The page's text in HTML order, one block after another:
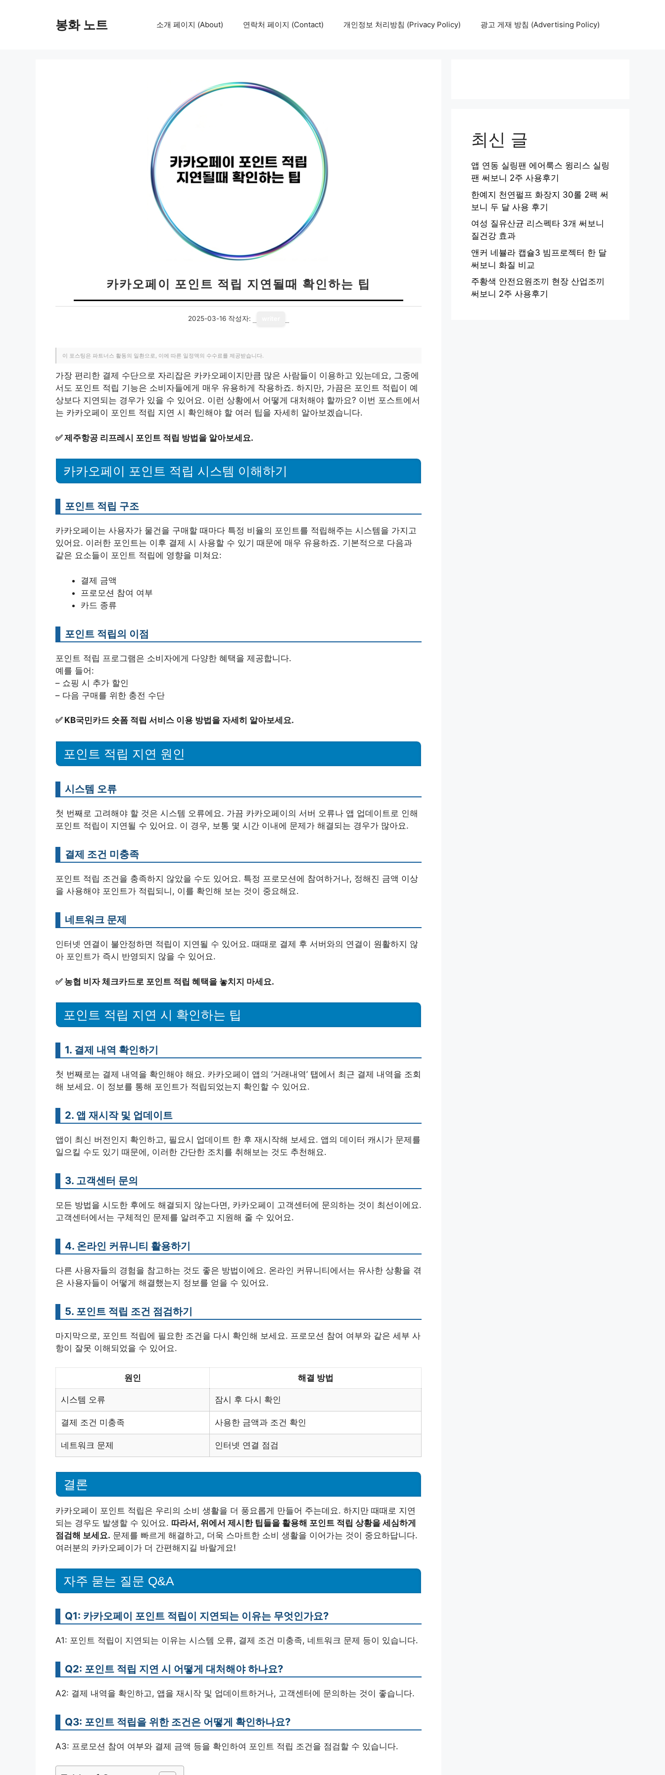
봉화 노트 소개 페이지 (About) 연락처 페이지 (Contact) 개인정보 처리방침 (Privacy Policy) 광고 게재 방침 (Advertising Policy)
카카오페이 포인트 적립 지연될때 확인하는 팁
2025-03-16 작성자:
이 포스팅은 파트너스 활동의 일환으로, 이에 따른 일정액의 수수료를 제공받습니다.
가장 편리한 결제 수단으로 자리잡은 카카오페이지만큼 많은 사람들이 이용하고 있는데요, 그중에
서도 포인트 적립 기능은 소비자들에게 매우 유용하게 작용하죠. 하지만, 가끔은 포인트 적립이 예
상보다 지연되는 경우가 있을 수 있어요. 이런 상황에서 어떻게 대처해야 할까요? 이번 포스트에서
는 카카오페이 포인트 적립 지연 시 확인해야 할 여러 팁을 자세히 알아보겠습니다.
✅제주항공 리프레시 포인트 적립 방법을 알아보세요.
카카오페이 포인트 적립 시스템 이해하기
포인트 적립 구조
카카오페이는 사용자가 물건을 구매할 때마다 특정 비율의 포인트를 적립해주는 시스템을 가지고
있어요. 이러한 포인트는 이후 결제 시 사용할 수 있기 때문에 매우 유용하죠. 기본적으로 다음과
같은 요소들이 포인트 적립에 영향을 미쳐요:
결제 금액
프로모션 참여 여부
카드 종류
포인트 적립의 이점
포인트 적립 프로그램은 소비자에게 다양한 혜택을 제공합니다.
예를 들어:
– 쇼핑 시 추가 할인
– 다음 구매를 위한 충전 수단
✅ KB국민카드 숏폼 적립 서비스 이용 방법을 자세히 알아보세요.
포인트 적립 지연 원인
시스템 오류
첫 번째로 고려해야 할 것은 시스템 오류에요. 가끔 카카오페이의 서버 오류나 앱 업데이트로 인해
포인트 적립이 지연될 수 있어요. 이 경우, 보통 몇 시간 이내에 문제가 해결되는 경우가 많아요.
결제 조건 미충족
포인트 적립 조건을 충족하지 않았을 수도 있어요. 특정 프로모션에 참여하거나, 정해진 금액 이상
을 사용해야 포인트가 적립되니, 이를 확인해 보는 것이 중요해요.
네트워크 문제
인터넷 연결이 불안정하면 적립이 지연될 수 있어요. 때때로 결제 후 서버와의 연결이 원활하지 않
아 포인트가 즉시 반영되지 않을 수 있어요.
✅ 농협 비자 체크카드로 포인트 적립 혜택을 놓치지 마세요.
포인트 적립 지연 시 확인하는 팁
1. 결제 내역 확인하기
첫 번째로는 결제 내역을 확인해야 해요. 카카오페이 앱의 ‘거래내역’ 탭에서 최근 결제 내역을 조회
해 보세요. 이 정보를 통해 포인트가 적립되었는지 확인할 수 있어요.
2. 앱 재시작 및 업데이트
앱이 최신 버전인지 확인하고, 필요시 업데이트 한 후 재시작해 보세요. 앱의 데이터 캐시가 문제를
일으킬 수도 있기 때문에, 이러한 간단한 조치를 취해보는 것도 추천해요.
3. 고객센터 문의
모든 방법을 시도한 후에도 해결되지 않는다면, 카카오페이 고객센터에 문의하는 것이 최선이에요.
고객센터에서는 구체적인 문제를 알려주고 지원해 줄 수 있어요.
4. 온라인 커뮤니티 활용하기
다른 사용자들의 경험을 참고하는 것도 좋은 방법이에요. 온라인 커뮤니티에서는 유사한 상황을 겪
은 사용자들이 어떻게 해결했는지 정보를 얻을 수 있어요.
5. 포인트 적립 조건 점검하기
마지막으로, 포인트 적립에 필요한 조건을 다시 확인해 보세요. 프로모션 참여 여부와 같은 세부 사
항이 잘못 이해되었을 수 있어요.
원인 해결 방법
시스템 오류 잠시 후 다시 확인
결제 조건 미충족 사용한 금액과 조건 확인
네트워크 문제 인터넷 연결 점검
결론
카카오페이 포인트 적립은 우리의 소비 생활을 더 풍요롭게 만들어 주는데요. 하지만 때때로 지연
되는 경우도 발생할 수 있어요. 따라서, 위에서 제시한 팁들을 활용해 포인트 적립 상황을 세심하게
점검해 보세요. 문제를 빠르게 해결하고, 더욱 스마트한 소비 생활을 이어가는 것이 중요하답니다.
여러분의 카카오페이가 더 간편해지길 바랄게요!
자주 묻는 질문 Q&A
Q1: 카카오페이 포인트 적립이 지연되는 이유는 무엇인가요?
A1: 포인트 적립이 지연되는 이유는 시스템 오류, 결제 조건 미충족, 네트워크 문제 등이 있습니다.
Q2: 포인트 적립 지연 시 어떻게 대처해야 하나요?
A2: 결제 내역을 확인하고, 앱을 재시작 및 업데이트하거나, 고객센터에 문의하는 것이 좋습니다.
Q3: 포인트 적립을 위한 조건은 어떻게 확인하나요?
A3: 프로모션 참여 여부와 결제 금액 등을 확인하여 포인트 적립 조건을 점검할 수 있습니다.
최신 글
앱 연동 실링팬 에어룩스 윙리스 실링
팬 써보니 2주 사용후기
한예지 천연펄프 화장지 30롤 2팩 써
보니 두 달 사용 후기
여성 질유산균 리스펙타 3개 써보니
질건강 효과
앤커 네뷸라 캡슐3 빔프로젝터 한 달
써보니 화질 비교
주황색 안전요원조끼 현장 산업조끼
써보니 2주 사용후기